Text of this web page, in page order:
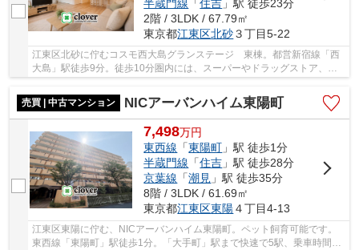
半蔵門線 「住吉 」駅 徒歩23分
2階 / 3LDK / 67.79㎡
東京都江東区北砂３丁目5-22
江東区北砂に佇むコスモ西大島グランステージ 東棟。都営新宿線「西
大島」駅徒歩9分。徒歩10分圏内には、スーパーやドラッグストア、生
売買 | 中古マンション
NICアーバンハイム東陽町
7,498万円
東西線 「東陽町 」駅 徒歩1分
半蔵門線 「住吉 」駅 徒歩28分
京葉線 「潮見 」駅 徒歩35分
8階 / 3LDK / 61.69㎡
東京都江東区東陽４丁目4-13
江東区東陽に佇む、NICアーバンハイム東陽町。ペット飼育可能です。
東西線「東陽町」駅徒歩1分。「大手町」駅まで快速で5駅、乗車時間9